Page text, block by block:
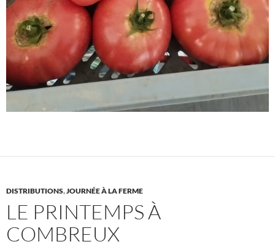
DISTRIBUTIONS,JOURNÉE À LA FERME
LE PRINTEMPS À
COMBREUX